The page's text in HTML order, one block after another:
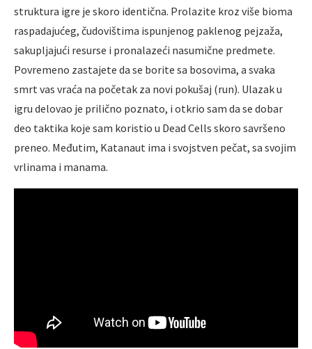
struktura igre je skoro identična. Prolazite kroz više bioma
raspadajućeg, čudovištima ispunjenog paklenog pejzaža,
sakupljajući resurse i pronalazeći nasumične predmete.
Povremeno zastajete da se borite sa bosovima, a svaka
smrt vas vraća na početak za novi pokušaj (run). Ulazak u
igru delovao je prilično poznato, i otkrio sam da se dobar
deo taktika koje sam koristio u Dead Cells skoro savršeno
preneo. Međutim, Katanaut ima i svojstven pečat, sa svojim
vrlinama i manama.